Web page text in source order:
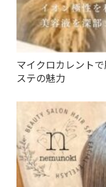
マイクロカレント
ステの魅力